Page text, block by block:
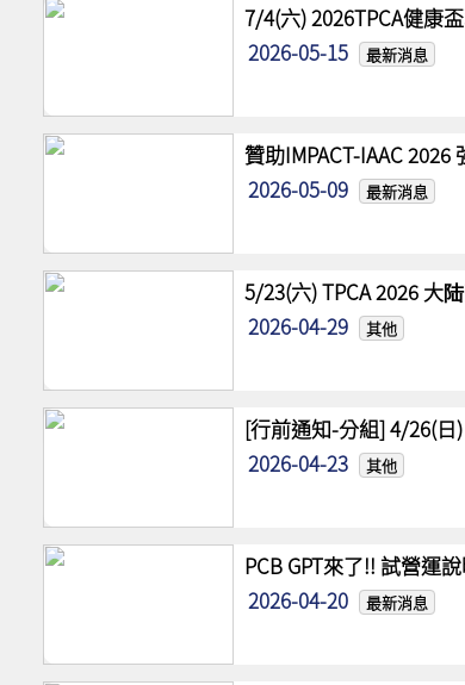
7/4(六) 2026TPCA健康
2026-05-15
最新消息
贊助IMPACT-IAAC
2026-05-09
最新消息
5/23(六) TPCA 2026 大
2026-04-29
其他
[行前通知-分組] 4/26(日
2026-04-23
其他
PCB GPT來了!! 試營運
2026-04-20
最新消息